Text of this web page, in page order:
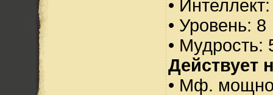
•
• Уровень: 8
• Мудрость:
Действует
• Мф.